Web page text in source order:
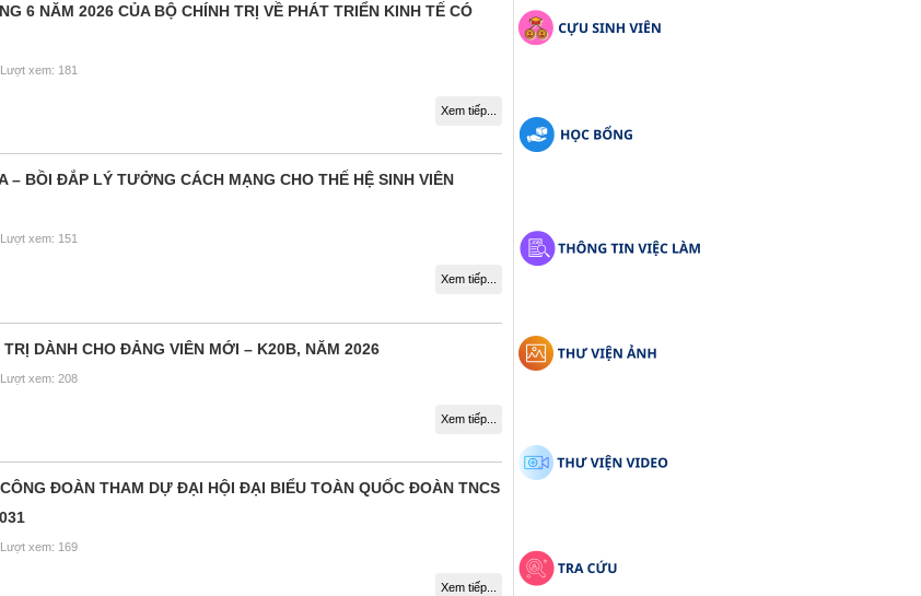
6 NĂM 2026 CỦA BỘ CHÍNH TRỊ VỀ PHÁT TRIỂN KINH TẾ CÓ
xem: 181
Xem tiếp...
– BỒI ĐẮP LÝ TƯỞNG CÁCH MẠNG CHO THẾ HỆ SINH VIÊN
xem: 151
Xem tiếp...
DÀNH CHO ĐẢNG VIÊN MỚI – K20B, NĂM 2026
xem: 208
Xem tiếp...
ĐOÀN THAM DỰ ĐẠI HỘI ĐẠI BIỂU TOÀN QUỐC ĐOÀN TNCS
xem: 169
Xem tiếp...